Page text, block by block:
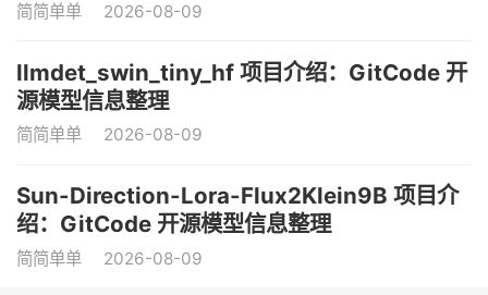
简简单单 2026-08-09
llmdet_swin_tiny_hf 项目介绍：GitCode 开
源模型信息整理
简简单单 2026-08-09
Sun-Direction-Lora-Flux2Klein9B 项目介
绍：GitCode 开源模型信息整理
简简单单 2026-08-09